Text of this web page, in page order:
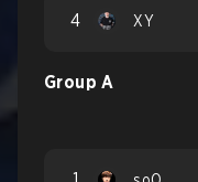
4 XY
Group A